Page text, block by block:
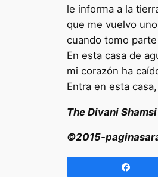
le informa a la
que me vuelvo
cuando tomo
En esta casa de
mi corazón ha
Entra en esta
The Divani
©2015-